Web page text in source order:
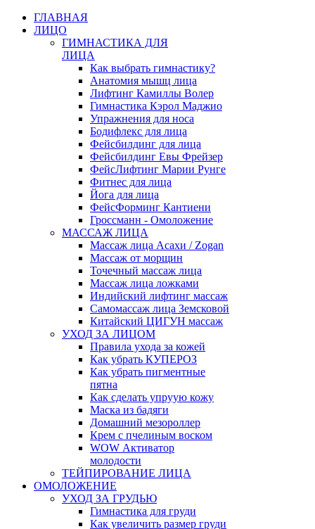
ГЛАВНАЯ
ЛИЦО
ГИМНАСТИКА ДЛЯ
ЛИЦА
Как выбрать гимнастику?
Анатомия мышц лица
Лифтинг Камиллы Волер
Гимнастика Кэрол Маджио
Упражнения для носа
Бодифлекс для лица
Фейсбилдинг для лица
Фейсбилдинг Евы Фрейзер
ФейсЛифтинг Марии Рунге
Фитнес для лица
Йога для лица
ФейсФорминг Кантиени
Гроссманн - Омоложение
МАССАЖ ЛИЦА
Массаж лица Асахи / Zogan
Массаж от морщин
Точечный массаж лица
Массаж лица ложками
Индийский лифтинг массаж
Самомассаж лица Земсковой
Китайский ЦИГУН массаж
УХОД ЗА ЛИЦОМ
Правила ухода за кожей
Как убрать КУПЕРОЗ
Как убрать пигментные
пятна
Как сделать упруую кожу
Маска из бадяги
Домашний мезороллер
Крем с пчелиным воском
WOW Активатор
молодости
ТЕЙПИРОВАНИЕ ЛИЦА
ОМОЛОЖЕНИЕ
УХОД ЗА ГРУДЬЮ
Гимнастика для груди
Как увеличить размер груди